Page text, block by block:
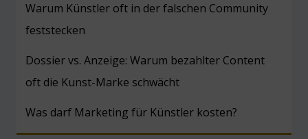
Warum Künstler oft in der falschen Community
feststecken
Dossier vs. Anzeige: Warum bezahlter Content
oft die Kunst-Marke schwächt
Was darf Marketing für Künstler kosten?